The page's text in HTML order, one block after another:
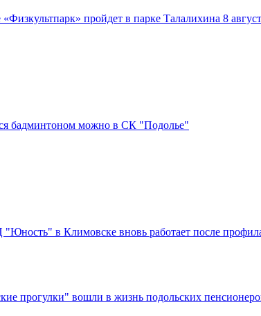
пройдет в парке Талалихина 8
бадминтоном можно в СК "Подолье"
в Климовске вновь работает после
прогулки" вошли в жизнь подольских